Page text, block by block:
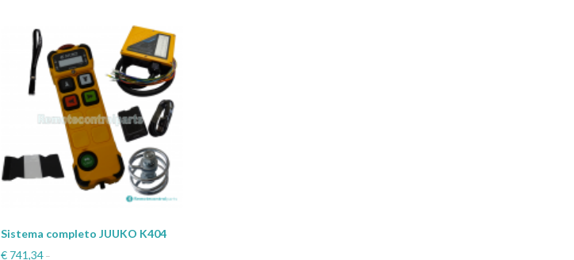
Sistema completo JUUKO K404
€ 741,34 –